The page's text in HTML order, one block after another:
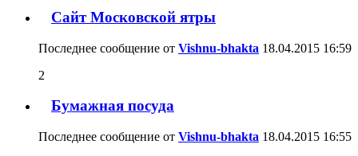
Сайт Московской ятры
Последнее сообщение от Vishnu-bhakta 18.04.2015 16:59
2
Бумажная посуда
Последнее сообщение от Vishnu-bhakta 18.04.2015 16:55